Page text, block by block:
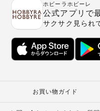
ホビーラホビーレ
公式アプリで
サクサク見られ
お買い物ガイド